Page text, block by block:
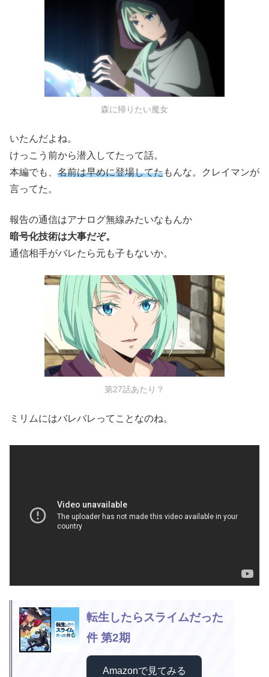
森に帰りたい魔女
いたんだよね。
けっこう前から潜入してたって話。
本編でも、 名前は早めに登場してたもんな。クレイマンが
言ってた。
報告の通信はアナログ無線みたいなもんか
暗号化技術は大事だぞ。
通信相手がバレたら元も子もないか。
第27話あたり？
ミリムにはバレバレってことなのね。
転生したらスライムだった
件 第2期
Amazonで見てみる